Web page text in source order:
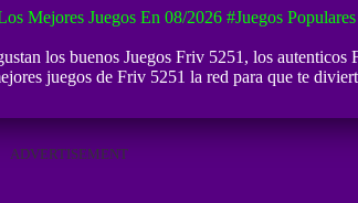
Mejores Juegos En 08/2026 #Juegos
los buenos Juegos Friv 5251 , los autenticos
juegos de Friv 5251 la red para que te
ADVERTISEMENT